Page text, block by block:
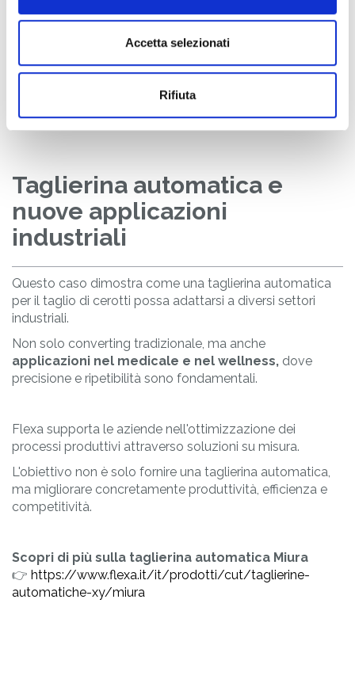
Accetta selezionati
Rifiuta
Taglierina automatica e
nuove applicazioni
industriali
Questo caso dimostra come una taglierina automatica
per il taglio di cerotti possa adattarsi a diversi settori
industriali.
Non solo converting tradizionale, ma anche
applicazioni nel medicale e nel wellness, dove
precisione e ripetibilità sono fondamentali.
Flexa supporta le aziende nell'ottimizzazione dei
processi produttivi attraverso soluzioni su misura.
L'obiettivo non è solo fornire una taglierina automatica,
ma migliorare concretamente produttività, efficienza e
competitività.
Scopri di più sulla taglierina automatica Miura
👉 https://www.flexa.it/it/prodotti/cut/taglierine-
automatiche-xy/miura